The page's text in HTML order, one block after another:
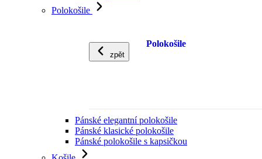
Polokošile
zpět
Polokošile
Pánské elegantní polokošile
Pánské klasické polokošile
Pánské polokošile s kapsičkou